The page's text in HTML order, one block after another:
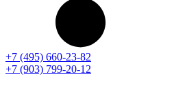
+7 (495) 660-23-82
+7 (903) 799-20-12